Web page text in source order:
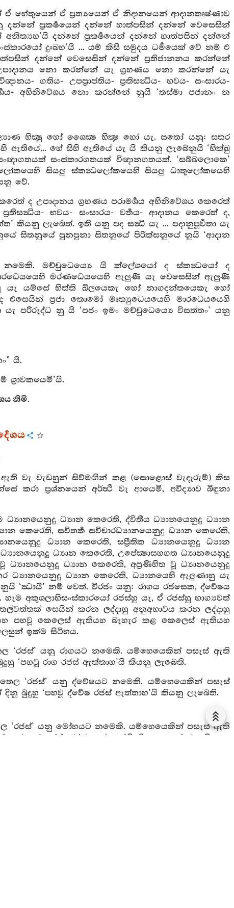
හේතුයෙන් ඒ ප්‍රත්‍යයෙන් ඒ නිදානයෙන් ආදානතෘෂ්ණාව
ප්‍රකර්‍ෂයෙන් දන්නේ හාත්පසින් දන්නේ වෙසෙසින්
දන්නේ ප්‍රකර්‍ෂයෙන් දන්නේ හාත්පසින් දන්නේ
දුඃඛහ’යි ... යම් කිසි සමුදය ධර්‍මයෙක් වේ නම් එ
දන්නේ වෙසෙසින් දන්නේ ප්‍රතිජානනය කරන්නේ
නො කරන්නේ යැ ග්‍රහණය නො කරන්නේ යැ
ගතිය- උපප්‍රාප්තිය- ප්‍රතිසන්‍ධිය- භවය- සංසාරය-
අභිනිවේශය නො කරන්නේ නුයි ‘තස්මා පජානං න
භික්‍ෂු හෝ ශෛක්‍ෂ භික්‍ෂු හෝ යැ. සතෝ යනු: සතර
හේ සිහි ඇතියේ යැ යි කියනු ලැබේනුයි ‘භික්ඛු
සංස්කාරගතයක් විඥානගතයක්. ‘සබ්බලොකෙ’
සියලු ස්කන්‍ධලෝකයෙහි සියලු ධාතුලෝකයෙහි
වේ.
ද උපාදානය ග්‍රහණය පරාමර්‍ශය අභිනිවේශය කෙරෙත්
භවය- සංසාරය- වර්‍තය- ආදානය කෙරෙත් ද,
කියනු ලැබෙත්. ඉති යනු පද සන්‍ධි යැ ... පදානුපූර්‍වතා යැ
සිතනුයේ පුනපුනා සිතනුයේ පිරික්සනුයේ නුයි ‘ආදාන
නමෙකි. මච්චුධෙය්‍යෙ යි ක්ලේශයෝ ද ස්කන්‍ධයෝ ද
මරණධෙයයෙහි ඇලුණී යැ වෙසෙසින් ඇලුණී
යම්සේ භිත්ති ඛිලයෙකැ හෝ නාගදන්තයෙකැ හෝ
ප්‍රජා තොමෝ මෘත්‍යුධෙයයෙහි මාරධෙයයෙහි
පරිරුද්ධ නු යි ‘පජං ඉමං මච්චුධෙය්‍යෙ විසත්තං’ යනු
යි.
ශ්‍රාවකයෙමි’යි.
නිමි.
වැ වැඩහුන් සිව්මඟින් කළ (සොළොස් වැදෑරුම්) කිස
කරා ප්‍රශ්නයෙන් අර්ත්‍ථී වැ ආයෙමි, අවිද්‍යාව බිඳුනා
ධ්‍යානයෙනුදු ධ්‍යාන කෙරෙති, ද්විතීය ධ්‍යානයෙනුදු ධ්‍යාන
කෙරෙති, සවිතර්‍ක සවිචාරධ්‍යානයෙනුදු ධ්‍යාන කෙරෙති,
ධ්‍යාන කෙරෙති, සප්‍රීතික ධ්‍යානයෙනුදු ධ්‍යාන
ධ්‍යාන කෙරෙති, උපේක්‍ෂාසහගත ධ්‍යානයෙනුදු
ධ්‍යාන කෙරෙති, අප්‍රණිහිත වූ ධ්‍යානයෙනුදු
ධ්‍යාන කෙරෙති, ධ්‍යානයෙහි ඇලුණාහු යැ
‘ඣායී’ නම් වෙත්. විරජං යනු: රාගය රජසෙක, ද්වේෂය
අකුශලාභිසංස්කාරයෝ රජස්හු යැ, ඒ රජස්හු භාග්‍යවත්
සෙයින් කරන ලද්දාහු අනුඅභාවය කරන ලද්දාහු
පහවූ කෙලෙස් ඇතියහ බැහැර කළ කෙලෙස් ඇතියහ
ඉක්ම සිටිහය.
‘රජස්’ යනු රාගයට නමෙකි. යම්හෙයෙකින් පසැස් ඇති
‘පහවූ රාග රජස් ඇත්තාහ’යි කියනු ලැබෙති.
‘රජස්’ යනු ද්වේෂයට නමෙකි. යම්හෙයෙකින් පසැස්
බුදුහු ‘පහවූ ද්වේෂ රජස් ඇත්තාහ’යි කියනු ලැබෙති.
‘රජස්’ යනු මෝහයට නමෙකි. යම්හෙයෙකින් පසැස් ඇති
‘පහවූ මෝහරජස් ඇත්තාහ’යි කියනු ලැබෙත් නුයි.